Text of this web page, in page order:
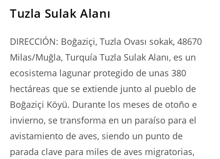
Tuzla Sulak Alanı
DIRECCIÓN: Boğaziçi, Tuzla Ovası sokak, 48670
Milas/Muğla, Turquía Tuzla Sulak Alanı, es un
ecosistema lagunar protegido de unas 380
hectáreas que se extiende junto al pueblo de
Boğaziçi Köyü. Durante los meses de otoño e
invierno, se transforma en un paraíso para el
avistamiento de aves, siendo un punto de
parada clave para miles de aves migratorias,